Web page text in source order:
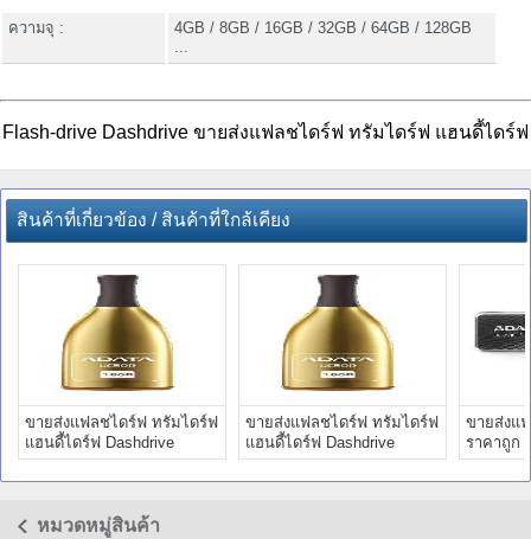
ความจุ :
4GB / 8GB / 16GB / 32GB / 64GB / 128GB
Flash-drive Dashdrive ขายส่งแฟลชไดร์ฟ ทรัมไดร์ฟ แฮนดี้ไดร์ฟ
สินค้าที่เกี่ยวข้อง / สินค้าที่ใกล้เคียง
ขายส่งแฟลชไดร์ฟ ทรัมไดร์ฟ
แฮนดี้ไดร์ฟ Dashdrive
Retractable
ขายส่งแฟลชไดร์ฟ ทรัมไดร์ฟ
แฮนดี้ไดร์ฟ Dashdrive
Retractable
ขายส่งแ
ราคาถูก
Write
หมวดหมู่สินค้า